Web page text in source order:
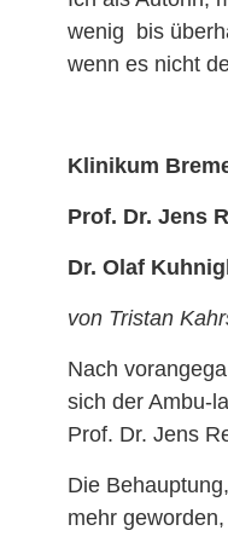
wenig bis
wenn es nicht
Klinikum
Prof. Dr. Jens
Dr. Olaf
von Tristan
Nach
sich der Ambu-
Prof. Dr. Jens
Die
mehr